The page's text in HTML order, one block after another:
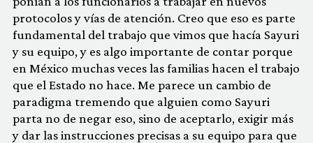
protocolos y vías de atención. Creo que eso es parte
fundamental del trabajo que vimos que hacía Sayuri
y su equipo, y es algo importante de contar porque
en México muchas veces las familias hacen el trabajo
que el Estado no hace. Me parece un cambio de
paradigma tremendo que alguien como Sayuri
parta no de negar eso, sino de aceptarlo, exigir más
y dar las instrucciones precisas a su equipo para que